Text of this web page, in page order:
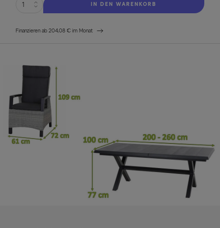
IN DEN WARENKORB
Finanzieren ab 204,08 € im Monat